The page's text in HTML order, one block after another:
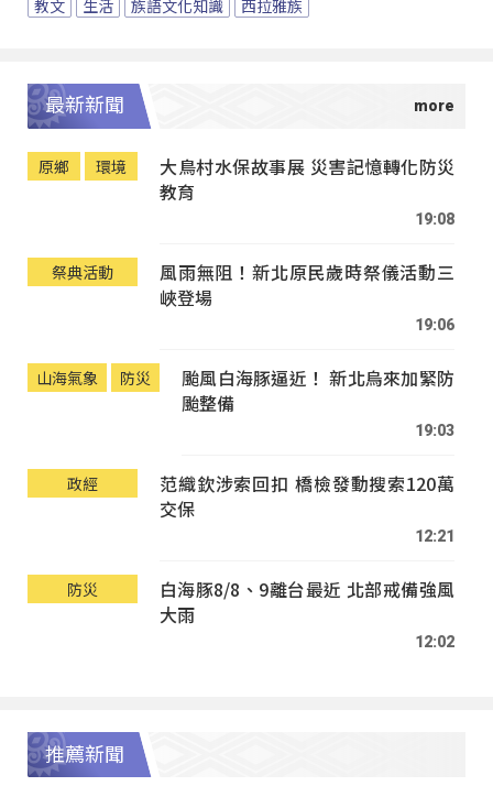
教文 生活 族語文化知識 西拉雅族
最新新聞
原鄉 環境
大鳥村水保故事展 災害記憶轉化防災
教育
19:08
祭典活動
風雨無阻！新北原民歲時祭儀活動三
峽登場
19:06
山海氣象 防災
颱風白海豚逼近！ 新北烏來加緊防
颱整備
19:03
政經
范織欽涉索回扣 橋檢發動搜索120萬
交保
12:21
防災
白海豚8/8、9離台最近 北部戒備強風
大雨
12:02
推薦新聞